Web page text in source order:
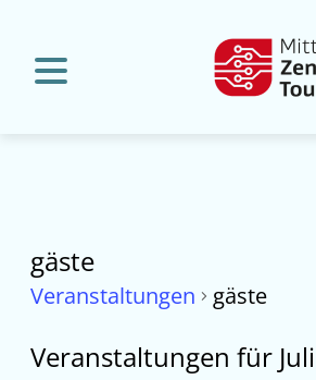
gäste
Veranstaltungen gäste
Veranstaltungen für